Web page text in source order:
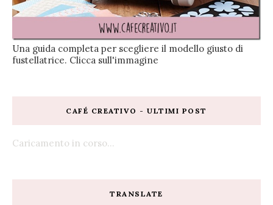
Una guida completa per scegliere il modello giusto di
fustellatrice. Clicca sull'immagine
CAFÉ CREATIVO - ULTIMI POST
Caricamento in corso...
TRANSLATE